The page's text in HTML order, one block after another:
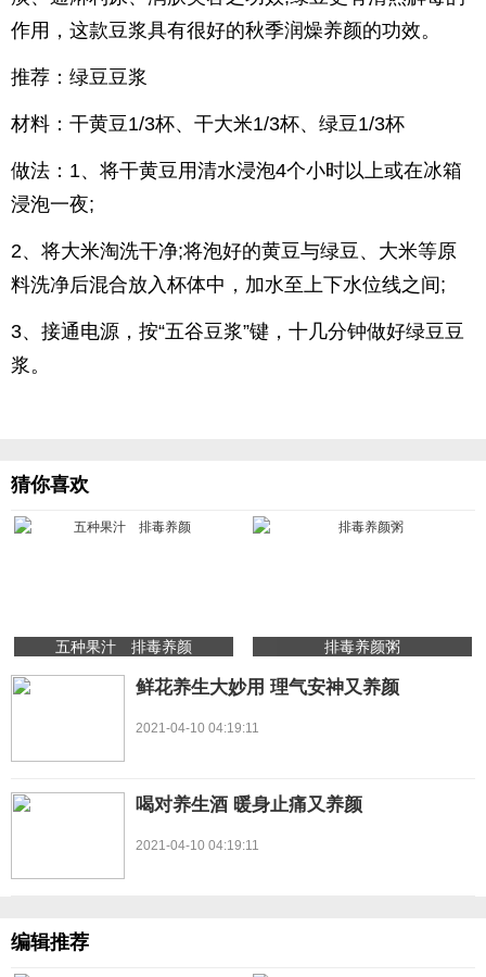
作用，这款豆浆具有很好的秋季润燥养颜的功效。
推荐：绿豆豆浆
材料：干黄豆1/3杯、干大米1/3杯、绿豆1/3杯
做法：1、将干黄豆用清水浸泡4个小时以上或在冰箱
浸泡一夜;
2、将大米淘洗干净;将泡好的黄豆与绿豆、大米等原
料洗净后混合放入杯体中，加水至上下水位线之间;
3、接通电源，按“五谷豆浆”键，十几分钟做好绿豆豆
浆。
猜你喜欢
五种果汁 排毒养颜 排毒养颜粥
鲜花养生大妙用 理气安神又养颜
2021-04-10 04:19:11
喝对养生酒 暖身止痛又养颜
2021-04-10 04:19:11
编辑推荐